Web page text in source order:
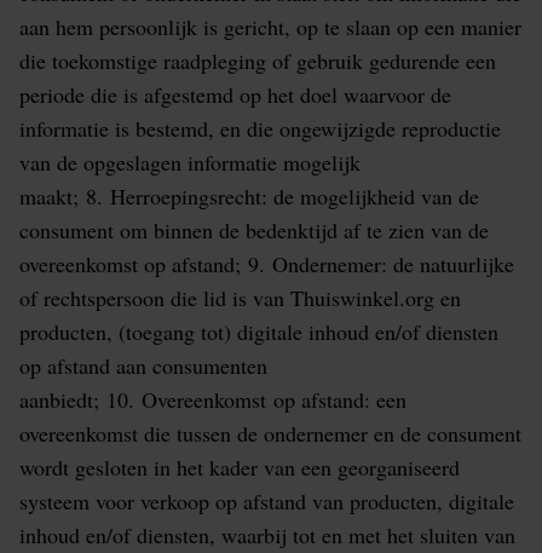
aan hem persoonlijk is gericht, op te slaan op een manier
die toekomstige raadpleging of gebruik gedurende een
periode die is afgestemd op het doel waarvoor de
informatie is bestemd, en die ongewijzigde reproductie
van de opgeslagen informatie mogelijk
maakt; 8. Herroepingsrecht: de mogelijkheid van de
consument om binnen de bedenktijd af te zien van de
overeenkomst op afstand; 9. Ondernemer: de natuurlijke
of rechtspersoon die lid is van Thuiswinkel.org en
producten, (toegang tot) digitale inhoud en/of diensten
op afstand aan consumenten
aanbiedt; 10. Overeenkomst op afstand: een
overeenkomst die tussen de ondernemer en de consument
wordt gesloten in het kader van een georganiseerd
systeem voor verkoop op afstand van producten, digitale
inhoud en/of diensten, waarbij tot en met het sluiten van